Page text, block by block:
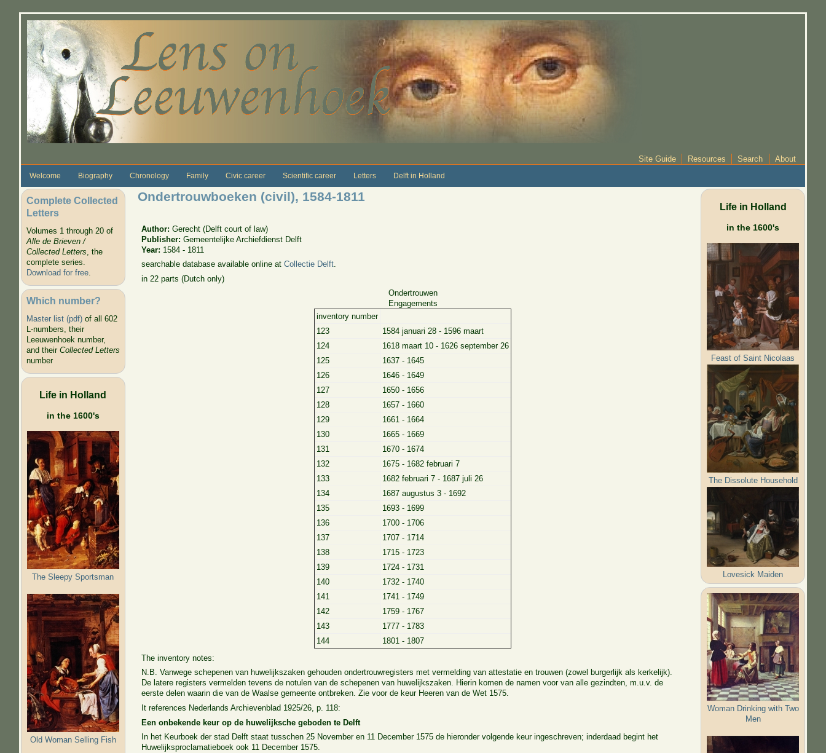
Site Guide Resources Search About
Welcome Biography Chronology Family Civic career Scientific career Letters Delft in Holland
Complete Collected
Letters
Volumes 1 through 20 of
Alle de Brieven /
Collected Letters, the
complete series.
Download for free.
Which number?
Master list (pdf)of all 602
L-numbers, their
Leeuwenhoek number,
and their Collected Letters
number
Life in Holland
in the 1600's
The Sleepy Sportsman
Old Woman Selling Fish
Ondertrouwboeken (civil), 1584-1811
Author:Gerecht (Delft court of law)
Publisher:Gemeentelijke Archiefdienst Delft
Year: 1584 - 1811
searchable database available online atCollectie Delft.
in 22 parts (Dutch only)
Ondertrouwen
Engagements
inventory number
123
1584 januari 28 - 1596 maart
124
1618 maart 10 - 1626 september 26
125
1637 - 1645
126
1646 - 1649
127
1650 - 1656
128
1657 - 1660
129
1661 - 1664
130
1665 - 1669
131
1670 - 1674
132
1675 - 1682 februari 7
133
1682 februari 7 - 1687 juli 26
134
1687 augustus 3 - 1692
135
1693 - 1699
136
1700 - 1706
137
1707 - 1714
138
1715 - 1723
139
1724 - 1731
140
1732 - 1740
141
1741 - 1749
142
1759 - 1767
143
1777 - 1783
144
1801 - 1807
The inventory notes:
N.B. Vanwege schepenen van huwelijkszaken gehouden ondertrouwregisters met vermelding van attestatie en trouwen (zowel burgerlijk als kerkelijk).
De latere registers vermelden tevens de notulen van de schepenen van huwelijkszaken. Hierin komen de namen voor van alle gezindten, m.u.v. de
eerste delen waarin die van de Waalse gemeente ontbreken. Zie voor de keur Heeren van de Wet 1575.
It references Nederlands Archievenblad 1925/26, p. 118:
Een onbekende keur op de huwelijksche geboden te Delft
In het Keurboek der stad Delft staat tusschen 25 November en 11 December 1575 de hieronder volgende keur ingeschreven; inderdaad begint het
Huwelijksproclamatieboek ook 11 December 1575.
Life in Holland
in the 1600's
Feast of Saint Nicolaas
The Dissolute Household
Lovesick Maiden
Woman Drinking with Two
Men